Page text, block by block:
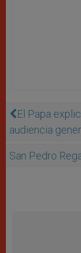
El Papa
audiencia
San Pedro